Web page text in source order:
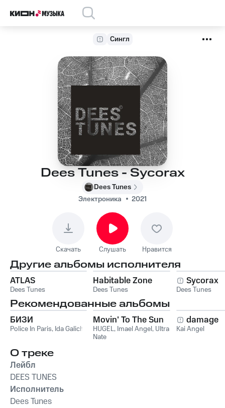
Сингл
Dees Tunes - Sycorax
Dees Tunes
Электроника
2021
Скачать Слушать Нравится
Другие альбомы исполнителя
ATLAS
Dees Tunes
Habitable Zone
Dees Tunes
Sycorax
Dees Tunes
Рекомендованные альбомы
БИЗИ
Police In Paris, Ida Galich
Movin' To The Sun
HUGEL, Imael Angel, Ultra
Nate
damage
Kai Angel
О треке
Лейбл
DEES TUNES
Исполнитель
Dees Tunes